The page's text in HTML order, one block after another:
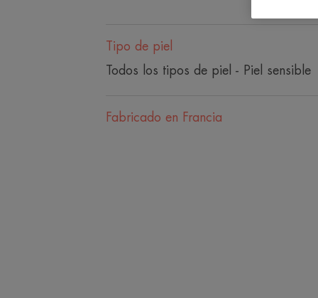
Tipo de piel
Todos los tipos de piel - Piel sensible
Fabricado en Francia